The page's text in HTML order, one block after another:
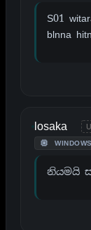
S01
blnna
losaka
නියමයි